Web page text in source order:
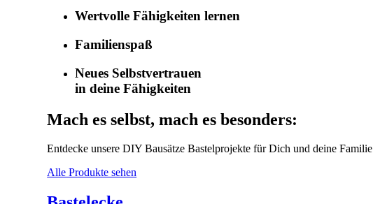
Wertvolle Fähigkeiten lernen
Familienspaß
Neues Selbstvertrauen
in deine Fähigkeiten
Mach es selbst, mach es besonders:
Entdecke unsere DIY Bausätze Bastelprojekte für Dich und deine Familie
Alle Produkte sehen